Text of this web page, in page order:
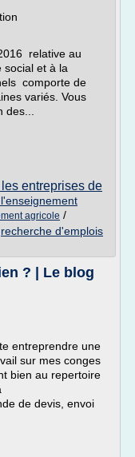
relative au
social et à la
comporte de
variés. Vous
entreprises de
agricole /
recherche d'emplois
? | Le blog
entreprendre une
sur mes conges
bien au repertoire
de devis, envoi